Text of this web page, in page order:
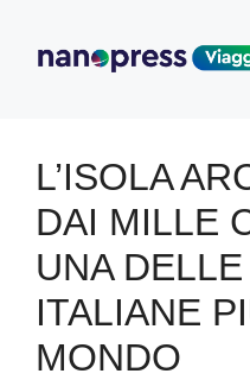
contenuto
L’ISOLA
DAI MILLE
UNA
ITALIANE
MONDO